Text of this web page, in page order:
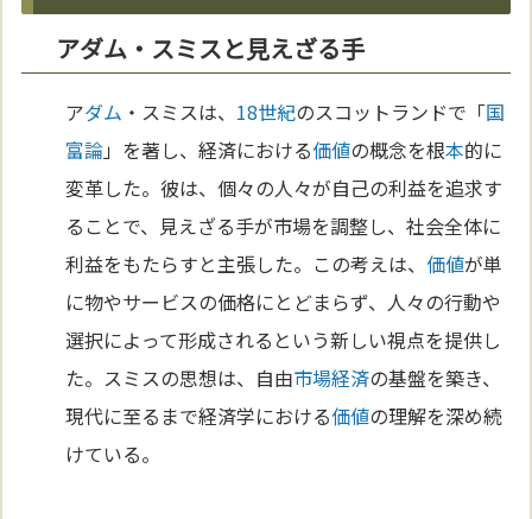
アダム・スミスと見えざる手
アダム ・スミスは、 18世紀のスコットランドで「国
富論」を著し、経済における価値の概念を根本的に
変革した。彼は、個々の人々が自己の利益を追求す
ることで、見えざる手が市場を調整し、社会全体に
利益をもたらすと主張した。この考えは、 価値が単
に物やサービスの価格にとどまらず、人々の行動や
選択によって形成されるという新しい視点を提供し
た。スミスの思想は、自由市場経済の基盤を築き、
現代に至るまで経済学における価値の理解を深め続
けている。